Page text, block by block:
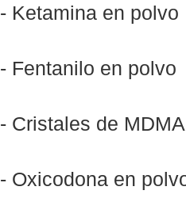
- Ketamina en polvo
- Fentanilo en polvo
- Cristales de MDMA
- Oxicodona en